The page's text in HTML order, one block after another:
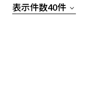
表示件数40件